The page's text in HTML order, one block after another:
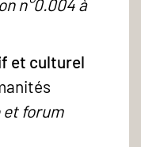
n°0.004 à
et culturel
et forum